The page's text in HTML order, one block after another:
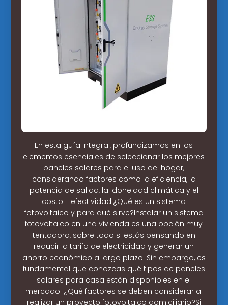
En esta guía integral, profundizamos en los
elementos esenciales de seleccionar los mejores
paneles solares para el uso del hogar,
considerando factores como la eficiencia, la
potencia de salida, la idoneidad climática y el
costo - efectividad.¿Qué es un sistema
fotovoltaico y para qué sirve?Instalar un sistema
fotovoltaico en una vivienda es una opción muy
tentadora, sobre todo si estás pensando en
reducir la tarifa de electricidad y generar un
ahorro económico a largo plazo. Sin embargo, es
fundamental que conozcas qué tipos de paneles
solares para casa están disponibles en el
mercado. ¿Qué factores se deben considerar al
realizar un proyecto fotovoltaico domiciliario?Si